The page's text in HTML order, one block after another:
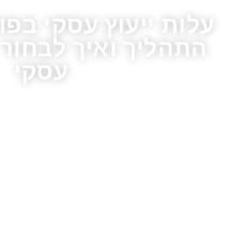
עלות ייעוץ עסקי
התהליך ואיך לבחור
עסקי